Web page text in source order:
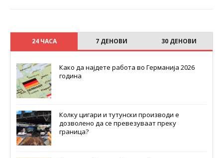
24 ЧАСА 7 ДЕНОВИ 30 ДЕНОВИ
Како да најдете работа во Германија 2026
година
Колку цигари и тутунски производи е
дозволено да се превезуваат преку
граница?